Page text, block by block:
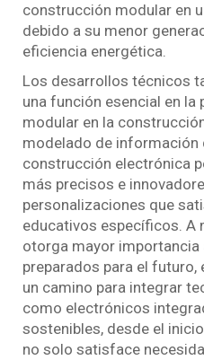
construcción modular en
debido a su menor
eficiencia energética.
Los desarrollos técnicos
una función esencial en
modular en la
modelado de información
construcción electrónica
más precisos e
personalizaciones que
educativos específicos. A
otorga mayor
preparados para el
un camino para integrar
como electrónicos
sostenibles, desde el
no solo satisface